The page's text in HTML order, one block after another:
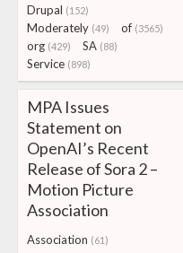
Drupal (152)
Moderately (49) of (3565)
org (429) SA (88)
Service (898)
MPA Issues
Statement on
OpenAI’s Recent
Release of Sora 2 –
Motion Picture
Association
Association (61)